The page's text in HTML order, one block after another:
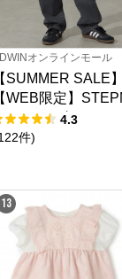
オンラインモール
【SUMMER SALE】
【WEB限定】
ルーズペインタ
パンツ
4.3
件)
13
　オンラインストア
SHIMADA (ジュンコシ
キュービック)、
ア)など、20 代～ 40
ラインナップ。
心に、ライフスタイル